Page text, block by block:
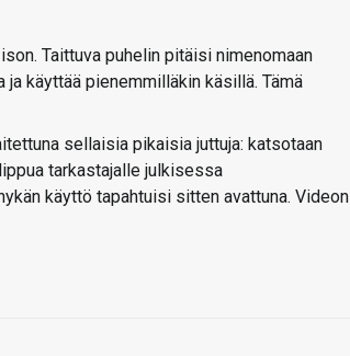
Taittuva puhelin pitäisi nimenomaan
käyttää pienemmilläkin käsillä. Tämä
sellaisia pikaisia juttuja: katsotaan
tarkastajalle julkisessa
käyttö tapahtuisi sitten avattuna. Videon